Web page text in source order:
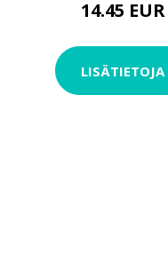
14.45 EUR
LISÄTIETOJA